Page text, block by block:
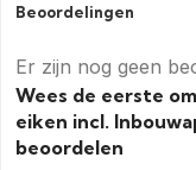
Beoordelingen
Er zijn nog geen
Wees de eerste
eiken incl.
beoordelen